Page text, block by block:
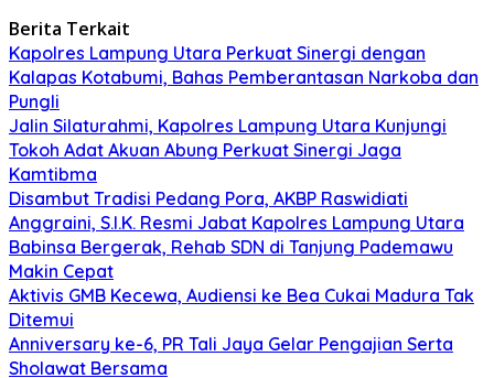
Berita Terkait
Kapolres Lampung Utara Perkuat Sinergi dengan
Kalapas Kotabumi, Bahas Pemberantasan Narkoba dan
Pungli
Jalin Silaturahmi, Kapolres Lampung Utara Kunjungi
Tokoh Adat Akuan Abung Perkuat Sinergi Jaga
Kamtibma
Disambut Tradisi Pedang Pora, AKBP Raswidiati
Anggraini, S.I.K. Resmi Jabat Kapolres Lampung Utara
Babinsa Bergerak, Rehab SDN di Tanjung Pademawu
Makin Cepat
Aktivis GMB Kecewa, Audiensi ke Bea Cukai Madura Tak
Ditemui
Anniversary ke-6, PR Tali Jaya Gelar Pengajian Serta
Sholawat Bersama